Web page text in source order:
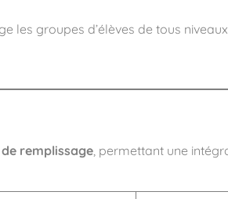
groupes d’élèves de tous
remplissage, permettant une